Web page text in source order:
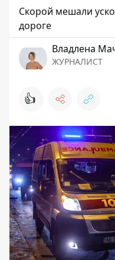
Скорой мешали
дороге
Владлена
ЖУРНАЛИСТ
👍